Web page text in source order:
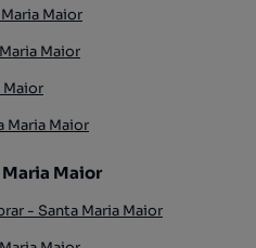
Maior
Maior
Maior
Maria Maior
Maior
- Santa Maria Maior